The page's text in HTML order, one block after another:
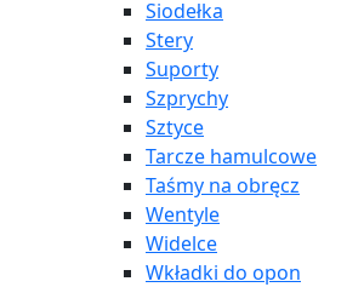
Siodełka
Stery
Suporty
Szprychy
Sztyce
Tarcze hamulcowe
Taśmy na obręcz
Wentyle
Widelce
Wkładki do opon